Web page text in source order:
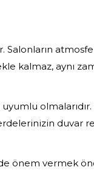
Salonların
kalmaz, aynı
duvar
önem vermek